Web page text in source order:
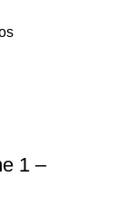
1 –